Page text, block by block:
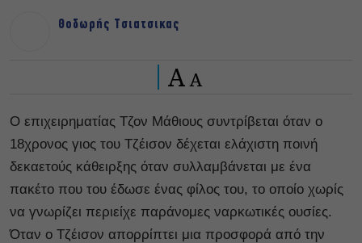
Θοδωρής Τσιατσικας
A A
Ο επιχειρηματίας Τζον Μάθιους συντρίβεται όταν ο
18χρονος γιος του Τζέισον δέχεται ελάχιστη ποινή
δεκαετούς κάθειρξης όταν συλλαμβάνεται με ένα
πακέτο που του έδωσε ένας φίλος του, το οποίο χωρίς
να γνωρίζει περιείχε παράνομες ναρκωτικές ουσίες.
Όταν ο Τζέισον απορρίπτει μια προσφορά από την